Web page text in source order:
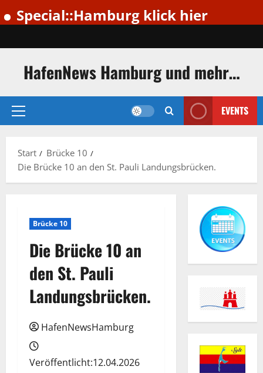
klick hier
Inhalt
HafenNews Hamburg und mehr…
Primäres
EVENTS
Start
Brücke 10
Die Brücke 10 an den St. Pauli Landungsbrücken.
Brücke 10
Die Brücke 10 an
den St. Pauli
Landungsbrücken.
HafenNewsHamburg
Veröffentlicht:12.04.2026